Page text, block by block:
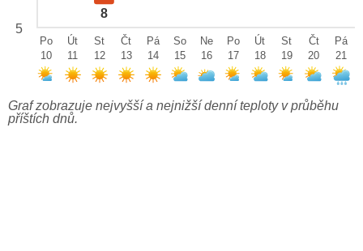
8
5
Po
10
Út
11
St
12
Čt
13
Pá
14
So
15
Ne
16
Po
17
Út
18
St
19
Čt
20
Pá
21
Graf zobrazuje nejvyšší a nejnižší denní teploty v průběhu
příštích dnů.